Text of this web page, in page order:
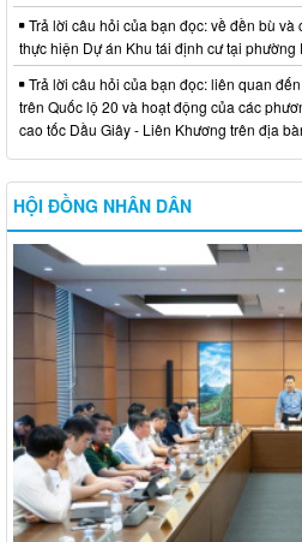
Trả lời câu hỏi của bạn đọc: về đền bù
thực hiện Dự án Khu tái định cư tại phường
Trả lời câu hỏi của bạn đọc: liên quan
trên Quốc lộ 20 và hoạt động của các
cao tốc Dầu Giây - Liên Khương trên địa
HỘI ĐỒNG NHÂN DÂN